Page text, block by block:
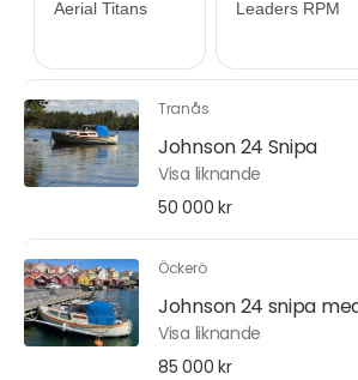
Tranås
Johnson 24 Snipa
Visa liknande
50 000 kr
Öckerö
Johnson 24 snipa
Visa liknande
85 000 kr